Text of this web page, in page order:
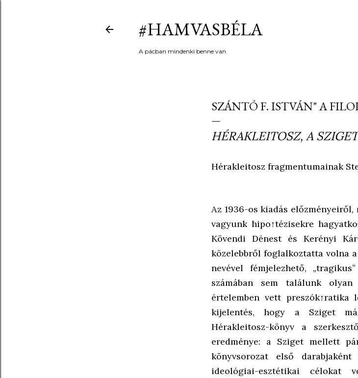
#HAMVASBÉLA
A pácban mindenki benne van
SZÁNTÓ F. ISTVÁN" A
HÉRAKLEITOSZ, A
Hérakleitosz fragmentumainak
Az 1936-os kiadás
vagyunk hipo↑tézisekre
Kövendi Dénest és Kerényi
közelebbről foglalkoztatta volna
nevével fémjelezhető,
számában sem találunk
értelemben vett preszók↑ratika
kijelentés, hogy a Sziget
Hérakleitosz-könyv a
eredménye: a Sziget mellett
könyvsorozat első
ideológiai-esztétikai